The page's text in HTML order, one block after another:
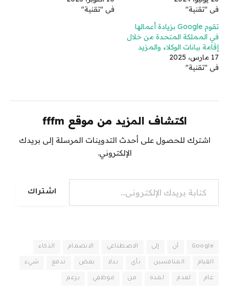
في "تقنية"
في "تقنية"
تقوم Google بزيادة أعمالها
في المملكة المتحدة من خلال
إقامة بيانات الوكلاء والمزيد
17 مارس، 2025
في "تقنية"
اكتشاف المزيد من موقع fffm
اشترك للحصول على أحدث التدوينات المرسلة إلى بريدك
الإلكتروني.
كتابة بريدك الإلكتروني...
اشتراك
Google أن إلى الاصطناعي الانضمام الذكاء
القيام المنافسين بأي بدلا بعض تدفع شيء
عام لعدم لمدة من موظفي يزعم